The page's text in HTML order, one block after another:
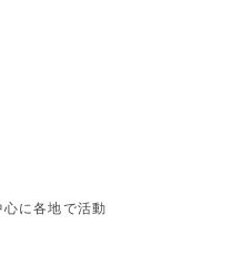
に各地で活動